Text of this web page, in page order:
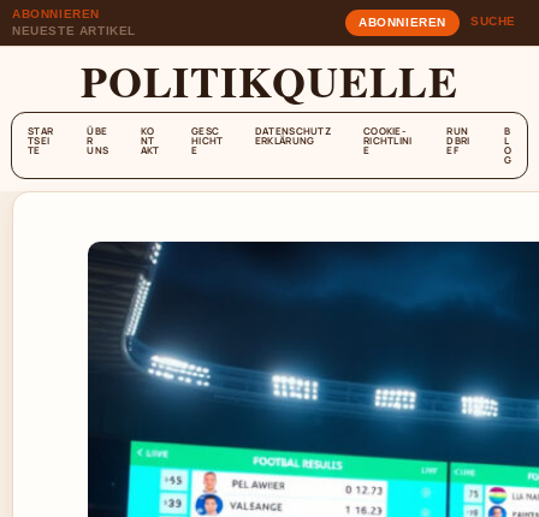
ABONNIEREN
NEUESTE ARTIKEL
ABONNIEREN SUCHE
POLITIKQUELLE
STAR
TSEI
TE
ÜBE
R
UNS
KO
NT
AKT
GESC
HICHT
E
DATENSCHUTZ
ERKLÄRUNG
COOKIE-
RICHTLINI
E
RUN
DBRI
EF
B
L
O
G